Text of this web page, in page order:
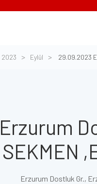
2023 Eylül 29.09.2023
SEKMEN
Erzurum Dostluk Gr.,